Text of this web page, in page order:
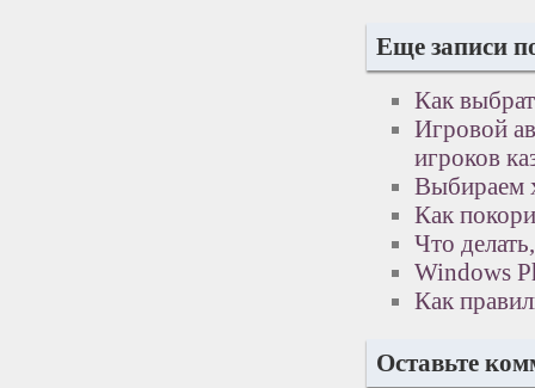
Еще записи
Как
Игровой
игроков
Выбираем
Как
Что
Windows
Как
Оставьте